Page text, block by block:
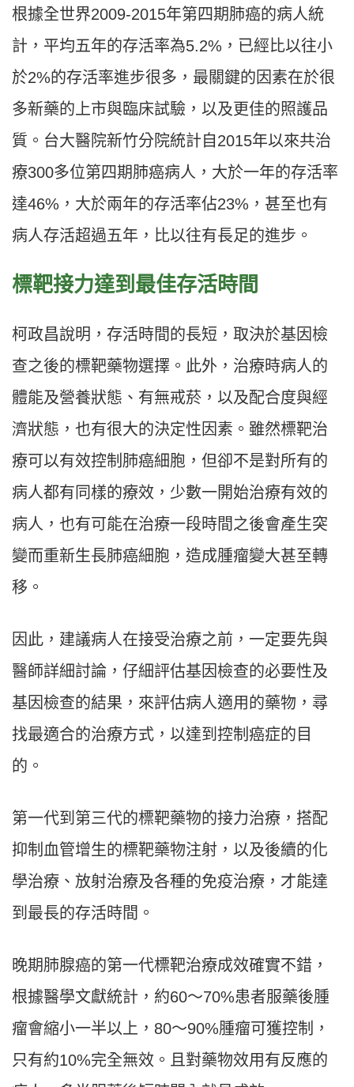
根據全世界2009-2015年第四期肺癌的病人統
計，平均五年的存活率為5.2%，已經比以往小
於2%的存活率進步很多，最關鍵的因素在於很
多新藥的上市與臨床試驗，以及更佳的照護品
質。台大醫院新竹分院統計自2015年以來共治
療300多位第四期肺癌病人，大於一年的存活率
達46%，大於兩年的存活率佔23%，甚至也有
病人存活超過五年，比以往有長足的進步。
標靶接力達到最佳存活時間
柯政昌說明，存活時間的長短，取決於基因檢
查之後的標靶藥物選擇。此外，治療時病人的
體能及營養狀態、有無戒菸，以及配合度與經
濟狀態，也有很大的決定性因素。雖然標靶治
療可以有效控制肺癌細胞，但卻不是對所有的
病人都有同樣的療效，少數一開始治療有效的
病人，也有可能在治療一段時間之後會產生突
變而重新生長肺癌細胞，造成腫瘤變大甚至轉
移。
因此，建議病人在接受治療之前，一定要先與
醫師詳細討論，仔細評估基因檢查的必要性及
基因檢查的結果，來評估病人適用的藥物，尋
找最適合的治療方式，以達到控制癌症的目
的。
第一代到第三代的標靶藥物的接力治療，搭配
抑制血管增生的標靶藥物注射，以及後續的化
學治療、放射治療及各種的免疫治療，才能達
到最長的存活時間。
晚期肺腺癌的第一代標靶治療成效確實不錯，
根據醫學文獻統計，約60～70%患者服藥後腫
瘤會縮小一半以上，80～90%腫瘤可獲控制，
只有約10%完全無效。且對藥物效用有反應的